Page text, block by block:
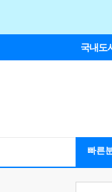
국내도
빠른